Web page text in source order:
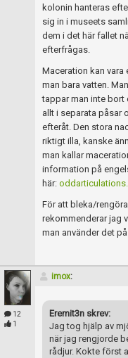
kolonin hanteras
sig in i museets
dem i det här fallet
efterfrågas.
Maceration kan vara
man bara vatten.
tappar man inte bort
allt i separata påsar
efteråt. Den stora
riktigt illa, kanske
man kallar
information på
här:
För att bleka/
rekommenderar jag
man använder det
12
1
imox:
Eremit3n skrev:
Jag tog hjälp av
när jag rengjorde
rådjur. Kokte först